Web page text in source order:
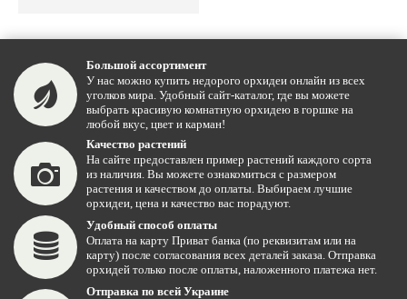
Большой ассортимент
У нас можно купить недорого орхидеи онлайн из всех
уголков мира. Удобный сайт-каталог, где вы можете
выбрать красивую комнатную орхидею в горшке на
любой вкус, цвет и карман!
Качество растений
На сайте предоставлен пример растений каждого сорта
из наличия. Вы можете ознакомиться с размером
растения и качеством до оплаты. Выбираем лучшие
орхидеи, цена и качество вас порадуют.
Удобный способ оплаты
Оплата на карту Приват банка (по реквизитам или на
карту) после согласования всех деталей заказа. Отправка
орхидей только после оплаты, наложенного платежа нет.
Отправка по всей Украине